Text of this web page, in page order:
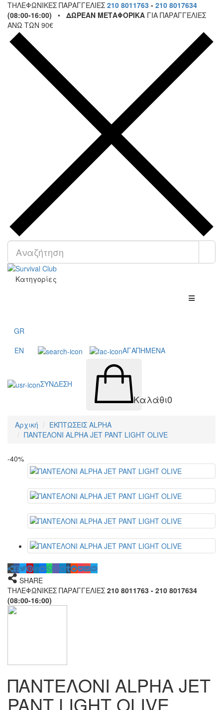
ΤΗΛΕΦΩΝΙΚΕΣ ΠΑΡΑΓΓΕΛΙΕΣ 210 8011763 - 210 8017634
(08:00-16:00) • ΔΩΡΕΑΝ ΜΕΤΑΦΟΡΙΚΑ ΓΙΑ ΠΑΡΑΓΓΕΛΙΕΣ
ΑΝΩ ΤΩΝ 90€
Κατηγορίες
GR
EN
ΑΓΑΠΗΜΕΝΑ
ΣΥΝΔΕΣΗ
Καλάθι0
Αρχική
ΕΚΠΤΩΣΕΙΣ ALPHA
ΠΑΝΤΕΛΟΝΙ ALPHA JET PANT LIGHT OLIVE
-40%
SHARE
ΤΗΛΕΦΩΝΙΚΕΣ ΠΑΡΑΓΓΕΛΙΕΣ 210 8011763 - 210 8017634
(08:00-16:00)
ΠΑΝΤΕΛΟΝΙ ALPHA JET
PANT LIGHT OLIVE